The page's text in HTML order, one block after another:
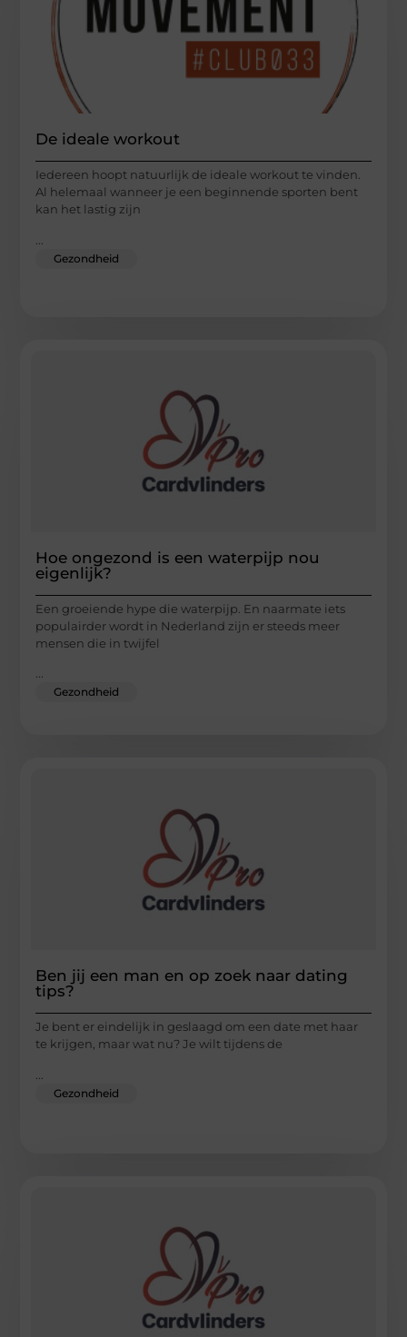
De ideale workout
Iedereen hoopt natuurlijk de ideale workout te vinden.
Al helemaal wanneer je een beginnende sporten bent
kan het lastig zijn
Gezondheid
Hoe ongezond is een waterpijp nou
eigenlijk?
Een groeiende hype die waterpijp. En naarmate iets
populairder wordt in Nederland zijn er steeds meer
mensen die in twijfel
...
Gezondheid
Ben jij een man en op zoek naar dating
tips?
Je bent er eindelijk in geslaagd om een date met haar
te krijgen, maar wat nu? Je wilt tijdens de
Gezondheid